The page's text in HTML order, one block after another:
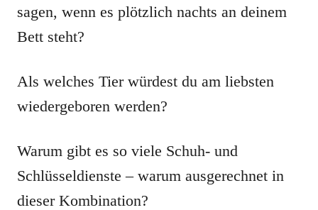
sagen, wenn es plötzlich nachts an deinem
Bett steht?
Als welches Tier würdest du am liebsten
wiedergeboren werden?
Warum gibt es so viele Schuh- und
Schlüsseldienste – warum ausgerechnet in
dieser Kombination?